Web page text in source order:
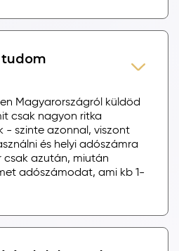
tudom
Magyarországról küldöd
csak nagyon ritka
- szinte azonnal, viszont
és helyi adószámra
csak azután, miután
adószámodat, ami kb 1-